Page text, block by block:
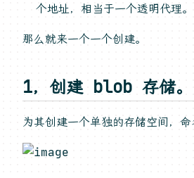
个地址，相当于一个透明代理。
那么就来一个一个创建。
1，创建 blob 存储。
为其创建一个单独的存储空间，命